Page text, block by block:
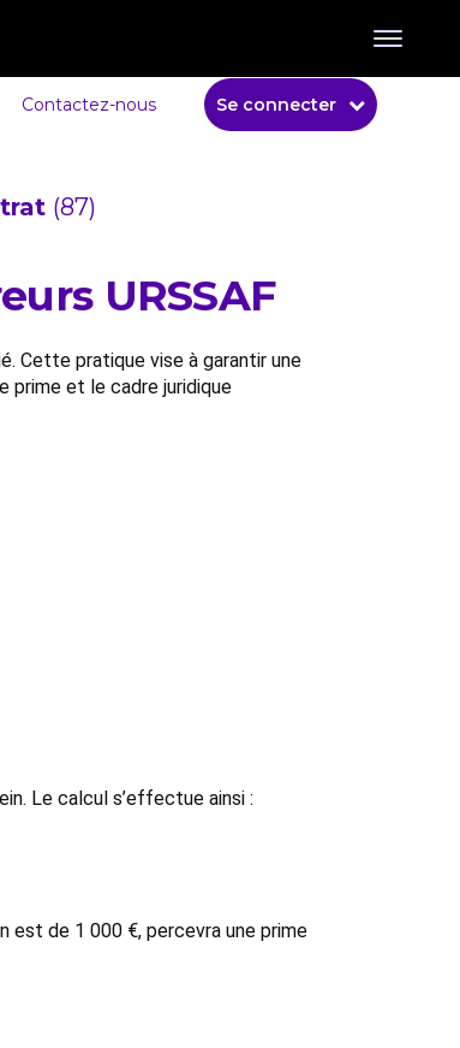
Contactez-nous Se connecter
(87)
URSSAF
Cette pratique vise à garantir une
prime et le cadre juridique
Le calcul s’effectue ainsi :
est de 1 000 €, percevra une prime